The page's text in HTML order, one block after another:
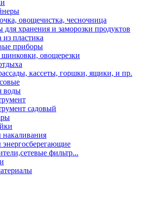
овощечистка, чесночница
для хранения и заморозки продуктов
из пластика
приборы
шинковки, овощерезки
кассеты, горшки, ящики, и пр.
воды
садовый
фильтр...